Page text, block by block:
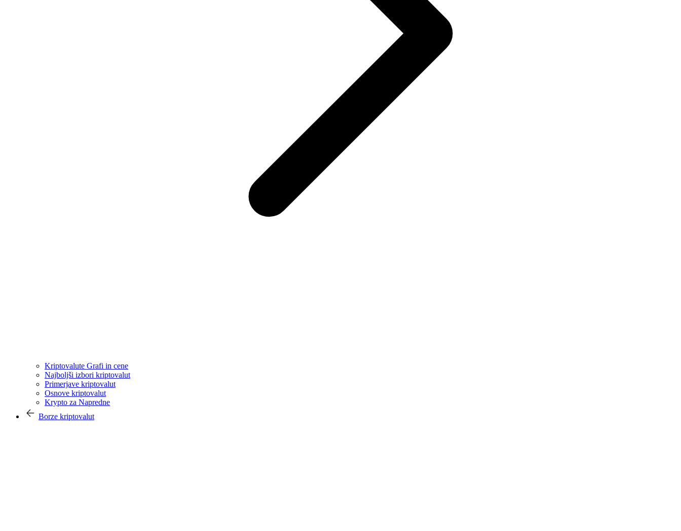
Kriptovalute Grafi in cene
Najboljši izbori kriptovalut
Primerjave kriptovalut
Osnove kriptovalut
Krypto za Napredne
Borze kriptovalut